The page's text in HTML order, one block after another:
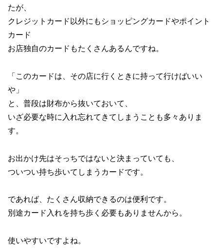
たが、
クレジットカード以外にもショッピングカードやポイント
カード
お店独自のカードもたくさんあるんですね。
「このカードは、その店に行くときに持って行けばいい
や」
と、普段は財布から抜いておいて、
いざ必要な時に入れ忘れてきてしまうことも多々ありま
す。
お出かけ先はそっちではないと決まっていても、
ついつい持ち歩いてしまうカードです。
であれば、たくさん収納できるのは便利です。
別途カード入れを持ち歩く必要もありませんから。
使いやすいですよね。